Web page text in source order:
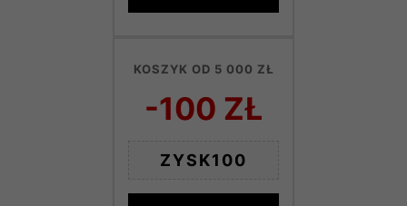
KOSZYK OD 5 000 ZŁ
-100 ZŁ
ZYSK100